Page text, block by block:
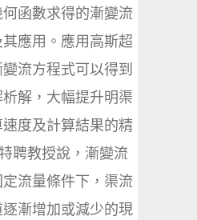
函數求得的漸變流
應用。應用高斯超
流方程式可以得到
解，大幅提升明渠
度及計算結果的精
聘教授說，漸變流
流量條件下，渠流
漸增加或減少的現